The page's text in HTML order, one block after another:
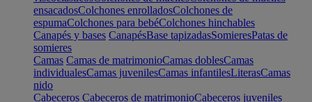
ensacadosColchones enrolladosColchones de
espumaColchones para bebéColchones hinchables
Canapés y bases CanapésBase tapizadasSomieresPatas de
somieres
Camas Camas de matrimonioCamas doblesCamas
individualesCamas juvenilesCamas infantilesLiterasCamas
nido
Cabeceros Cabeceros de matrimonioCabeceros juveniles